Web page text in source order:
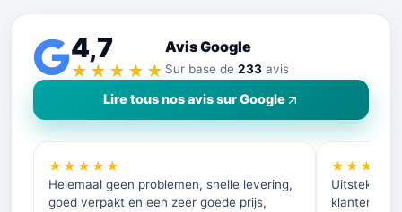
4,7
★★★★★
Avis Google
Sur base de 233 avis
Lire tous nos avis sur Google
★★★★★
Helemaal geen problemen, snelle levering,
goed verpakt en een zeer goede prijs,
★★★★★